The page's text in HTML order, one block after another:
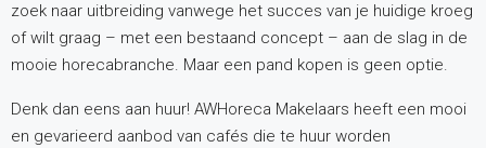
zoek naar uitbreiding vanwege het succes van je huidige kroeg
of wilt graag – met een bestaand concept – aan de slag in de
mooie horecabranche. Maar een pand kopen is geen optie.
Denk dan eens aan huur! AWHoreca Makelaars heeft een mooi
en gevarieerd aanbod van cafés die te huur worden